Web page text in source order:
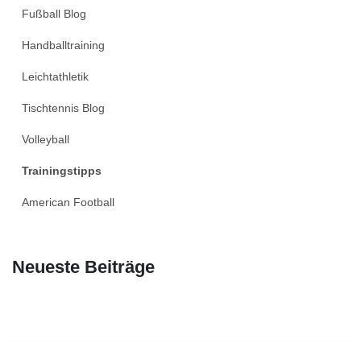
Fußball Blog
Handballtraining
Leichtathletik
Tischtennis Blog
Volleyball
Trainingstipps
American Football
Neueste Beiträge